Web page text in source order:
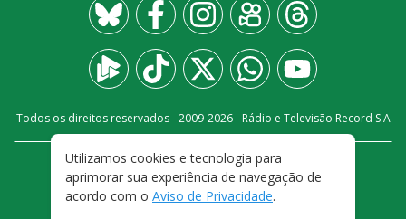
Todos os direitos reservados - 2009-2026- Rádio e Televisão Record S.A
FALE CONOSCO
PRIVACIDADE
TERMOS E CONDIÇÕES DE USO
Utilizamos cookies e tecnologia para
aprimorar sua experiência de navegação de
acordo com o Aviso de Privacidade.